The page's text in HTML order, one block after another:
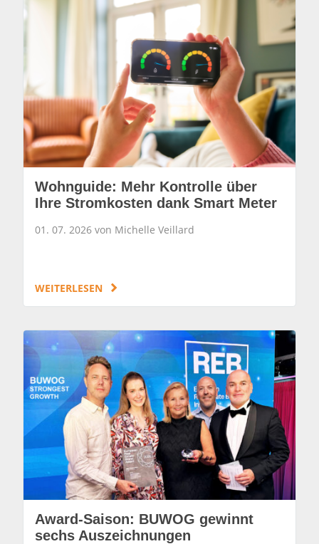
Wohnguide: Mehr Kontrolle über
Ihre Stromkosten dank Smart Meter
01. 07. 2026 von Michelle Veillard
WEITERLESEN
Award-Saison: BUWOG gewinnt
sechs Auszeichnungen